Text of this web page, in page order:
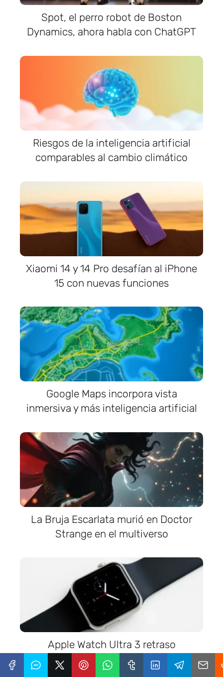
Spot, el perro robot de Boston
Dynamics, ahora habla con ChatGPT
Riesgos de la inteligencia artificial
comparables al cambio climático
Xiaomi 14 y 14 Pro desafían al iPhone
15 con nuevas funciones
Google Maps incorpora vista
inmersiva y más inteligencia artificial
La Bruja Escarlata murió en Doctor
Strange en el multiverso
Apple Watch Ultra 3 retraso
inesperado en su lanzamiento